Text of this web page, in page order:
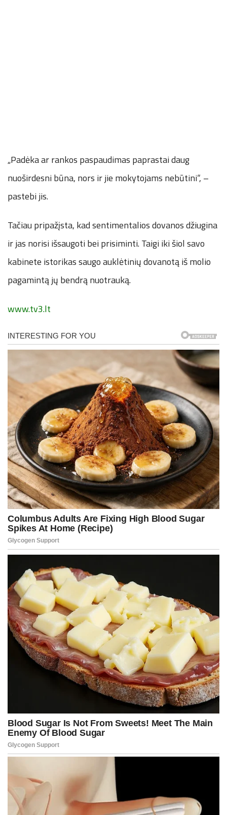
„Padėka ar rankos paspaudimas paprastai daug
nuoširdesni būna, nors ir jie mokytojams nebūtini“, –
pastebi jis.
Tačiau pripažįsta, kad sentimentalios dovanos džiugina
ir jas norisi išsaugoti bei prisiminti. Taigi iki šiol savo
kabinete istorikas saugo auklėtinių dovanotą iš molio
pagamintą jų bendrą nuotrauką.
www.tv3.lt